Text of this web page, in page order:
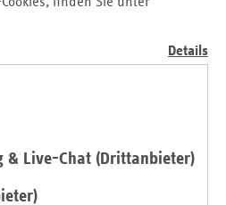
Details
& Live-Chat (Drittanbieter)
und Bremerhaven!
GmbH Bremen hat viele Ideen
Pflege